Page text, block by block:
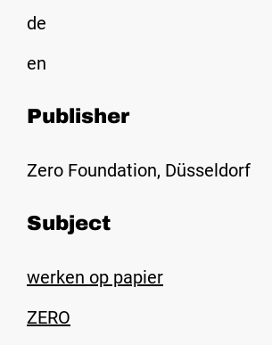
de
en
Publisher
Zero Foundation, Düsseldorf
Subject
werken op papier
ZERO